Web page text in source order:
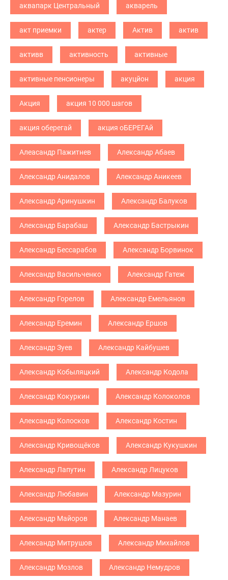
аквапарк Центральный акварель
акт приемки актер Актив актив
активв активность активные
активные пенсионеры акуцйон акция
Акция акция 10 000 шагов
акция оберегай акция оБЕРЕГАй
Алеасандр Пажитнев Александр Абаев
Александр Анидалов Александр Аникеев
Александр Аринушкин Александр Балуков
Александр Барабаш Александр Бастрыкин
Александр Бессарабов Александр Борвинок
Александр Васильченко Александр Гатеж
Александр Горелов Александр Емельянов
Александр Еремин Александр Ершов
Александр Зуев Александр Кайбушев
Александр Кобыляцкий Александр Кодола
Александр Кокуркин Александр Колоколов
Александр Колосков Александр Костин
Александр Кривощёков Александр Кукушкин
Александр Лапутин Александр Лицуков
Александр Любавин Александр Мазурин
Александр Майоров Александр Манаев
Александр Митрушов Александр Михайлов
Александр Мозлов Александр Немудров